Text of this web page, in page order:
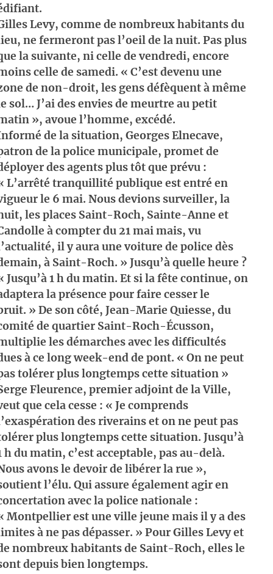
Levy, comme de nombreux habitants du
ne fermeront pas l’oeil de la nuit. Pas plus
la suivante, ni celle de vendredi, encore
celle de samedi. « C’est devenu une
de non-droit, les gens défèquent à même
sol… J’ai des envies de meurtre au petit
», avoue l’homme, excédé.
de la situation, Georges Elnecave,
de la police municipale, promet de
des agents plus tôt que prévu :
L’arrêté tranquillité publique est entré en
le 6 mai. Nous devions surveiller, la
les places Saint-Roch, Sainte-Anne et
à compter du 21 mai mais, vu
il y aura une voiture de police dès
à Saint-Roch. » Jusqu’à quelle heure ?
Jusqu’à 1 h du matin. Et si la fête continue, on
la présence pour faire cesser le
» De son côté, Jean-Marie Quiesse, du
de quartier Saint-Roch-Écusson,
les démarches avec les difficultés
à ce long week-end de pont. « On ne peut
tolérer plus longtemps cette situation »
Fleurence, premier adjoint de la Ville,
que cela cesse : « Je comprends
des riverains et on ne peut pas
plus longtemps cette situation. Jusqu’à
h du matin, c’est acceptable, pas au-delà.
avons le devoir de libérer la rue »,
l’élu. Qui assure également agir en
avec la police nationale :
Montpellier est une ville jeune mais il y a des
à ne pas dépasser. » Pour Gilles Levy et
nombreux habitants de Saint-Roch, elles le
depuis bien longtemps.